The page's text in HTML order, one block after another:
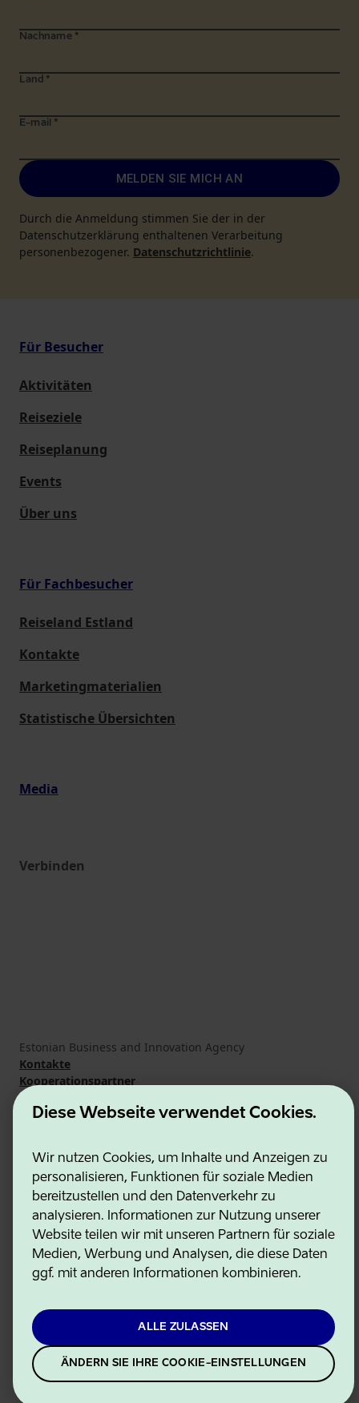
Diese Webseite verwendet Cookies.
Wir nutzen Cookies, um Inhalte und Anzeigen zu
personalisieren, Funktionen für soziale Medien
bereitzustellen und den Datenverkehr zu
analysieren. Informationen zur Nutzung unserer
Website teilen wir mit unseren Partnern für soziale
Medien, Werbung und Analysen, die diese Daten
ggf. mit anderen Informationen kombinieren.
ALLE ZULASSEN
ÄNDERN SIE IHRE COOKIE-EINSTELLUNGEN
Nachname *
Land *
E-mail *
MELDEN SIE MICH AN
Durch die Anmeldung stimmen Sie der in der
Datenschutzerklärung enthaltenen Verarbeitung
personenbezogener. Datenschutzrichtlinie.
Für Besucher
Aktivitäten
Reiseziele
Reiseplanung
Events
Über uns
Für Fachbesucher
Reiseland Estland
Kontakte
Marketingmaterialien
Statistische Übersichten
Media
Verbinden
Estonian Business and Innovation Agency
Kontakte
Kooperationspartner
Nutzungsbedingungen
Cookie- und Datenschutzrichtlinie